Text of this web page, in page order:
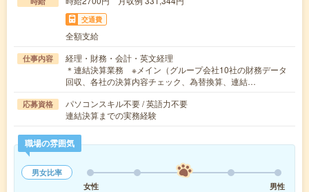
交通費
全額支給
仕事内容
経理・財務・会計・英文経理
＊連結決算業務 ※メイン（グループ会社10社の財務データ
回収、各社の決算内容チェック、為替換算、連結…
応募資格
パソコンスキル不要 / 英語力不要
連結決算までの実務経験
職場の雰囲気
男女比率
女性
男性